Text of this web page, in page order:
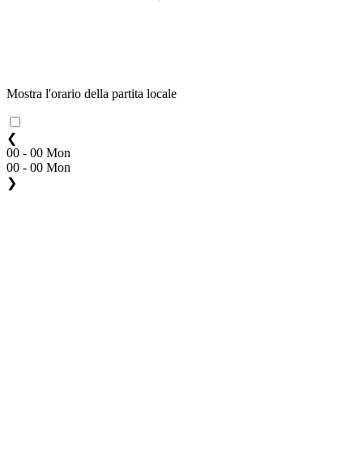
Mostra l'orario della partita locale
❮
00 - 00 Mon
00 - 00 Mon
❯